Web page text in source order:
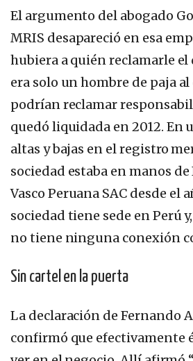
El argumento del abogado
MRIS desapareció en esa
hubiera a quién reclamarle el
era solo un hombre de paja al
podrían reclamar
quedó liquidada en 2012. En
altas y bajas en el registro
sociedad estaba en manos
Vasco Peruana SAC desde el
sociedad tiene sede en Perú
no tiene ninguna conexión
Sin cartel en la puerta
La declaración de Fernando
confirmó que efectivamente